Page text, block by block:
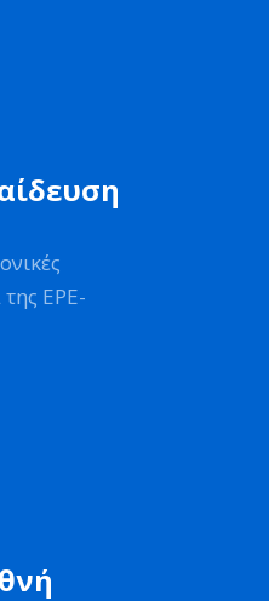
ΕΡΕ-